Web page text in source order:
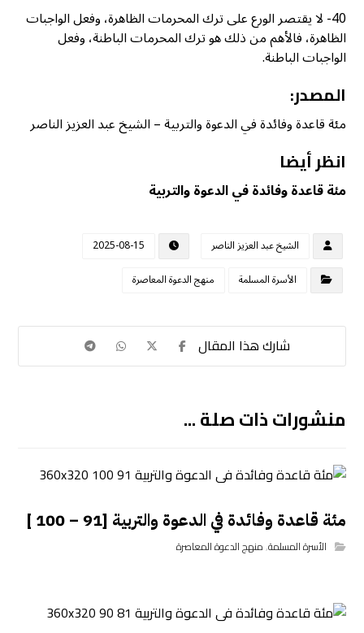
40- لا يقتصر الورع على ترك المحرمات الظاهرة، وفعل الواجبات
الظاهرة، فالأهم من ذلك هو ترك المحرمات الباطنة، وفعل
الواجبات الباطنة.
المصدر:
مئة قاعدة وفائدة في الدعوة والتربية – الشيخ عبد العزيز الناصر
انظر أيضا
مئة قاعدة وفائدة في الدعوة والتربية
الشيخ عبد العزيز الناصر
2025-08-15
الأسرة المسلمة
منهج الدعوة المعاصرة
منشورات ذات صلة ...
مئة قاعدة وفائدة في الدعوة والتربية [91 – 100 ]
الأسرة المسلمة,منهج الدعوة المعاصرة